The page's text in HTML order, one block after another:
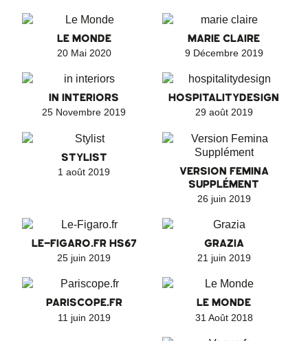
LE MONDE
20 Mai 2020
MARIE CLAIRE
9 Décembre 2019
IN INTERIORS
25 Novembre 2019
HOSPITALITYDESIGN
29 août 2019
STYLIST
1 août 2019
VERSION FEMINA
SUPPLÉMENT
26 juin 2019
LE-FIGARO.FR HS67
25 juin 2019
GRAZIA
21 juin 2019
PARISCOPE.FR
11 juin 2019
LE MONDE
31 Août 2018